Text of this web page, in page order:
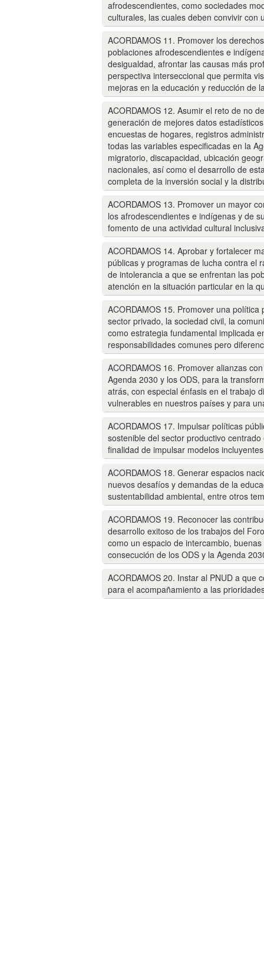
afrodescendientes, como sociedades
culturales, las cuales deben convivir
ACORDAMOS 11. Promover los
poblaciones afrodescendientes e
desigualdad, afrontar las causas más
perspectiva interseccional que permita
mejoras en la educación y reducción de
ACORDAMOS 12. Asumir el reto de no
generación de mejores datos
encuestas de hogares, registros
todas las variables especificadas en la
migratorio, discapacidad, ubicación
nacionales, así como el desarrollo de
completa de la inversión social y la
ACORDAMOS 13. Promover un mayor
los afrodescendientes e indígenas y de
fomento de una actividad cultural
ACORDAMOS 14. Aprobar y fortalecer
públicas y programas de lucha contra el
de intolerancia a que se enfrentan las
atención en la situación particular en la
ACORDAMOS 15. Promover una
sector privado, la sociedad civil, la
como estrategia fundamental implicada
responsabilidades comunes pero
ACORDAMOS 16. Promover alianzas
Agenda 2030 y los ODS, para la
atrás, con especial énfasis en el trabajo
vulnerables en nuestros países y para
ACORDAMOS 17. Impulsar políticas
sostenible del sector productivo
finalidad de impulsar modelos
ACORDAMOS 18. Generar espacios
nuevos desafíos y demandas de la
sustentabilidad ambiental, entre otros
ACORDAMOS 19. Reconocer las
desarrollo exitoso de los trabajos del
como un espacio de intercambio,
consecución de los ODS y la Agenda
ACORDAMOS 20. Instar al PNUD a que
para el acompañamiento a las